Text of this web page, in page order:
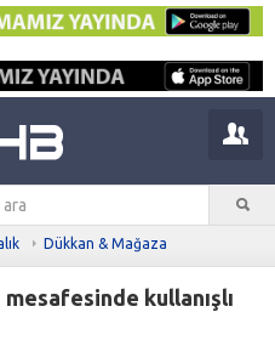
Dükkan & Mağaza
kullanışlı